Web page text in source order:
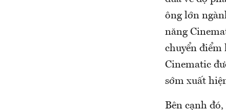
ông lớn
năng
chuyển điểm
Cinematic
sớm xuất
Bên cạnh